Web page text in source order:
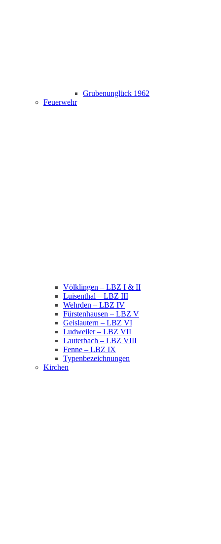
Grubenunglück 1962
Feuerwehr
Völklingen – LBZ I & II
Luisenthal – LBZ III
Wehrden – LBZ IV
Fürstenhausen – LBZ V
Geislautern – LBZ VI
Ludweiler – LBZ VII
Lauterbach – LBZ VIII
Fenne – LBZ IX
Typenbezeichnungen
Kirchen